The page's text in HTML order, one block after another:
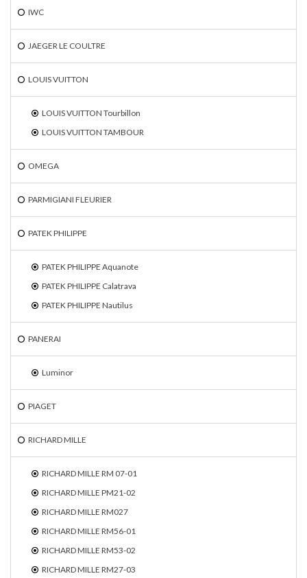
IWC
JAEGER LE COULTRE
LOUIS VUITTON
LOUIS VUITTON Tourbillon
LOUIS VUITTON TAMBOUR
OMEGA
PARMIGIANI FLEURIER
PATEK PHILIPPE
PATEK PHILIPPE Aquanote
PATEK PHILIPPE Calatrava
PATEK PHILIPPE Nautilus
PANERAI
Luminor
PIAGET
RICHARD MILLE
RICHARD MILLE RM 07-01
RICHARD MILLE PM21-02
RICHARD MILLE RM027
RICHARD MILLE RM56-01
RICHARD MILLE RM53-02
RICHARD MILLE RM27-03